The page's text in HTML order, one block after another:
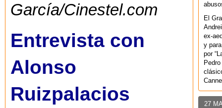
García/Cinestel.com
Entrevista con
Alonso
Ruizpalacios
El
ex-
y
por
27